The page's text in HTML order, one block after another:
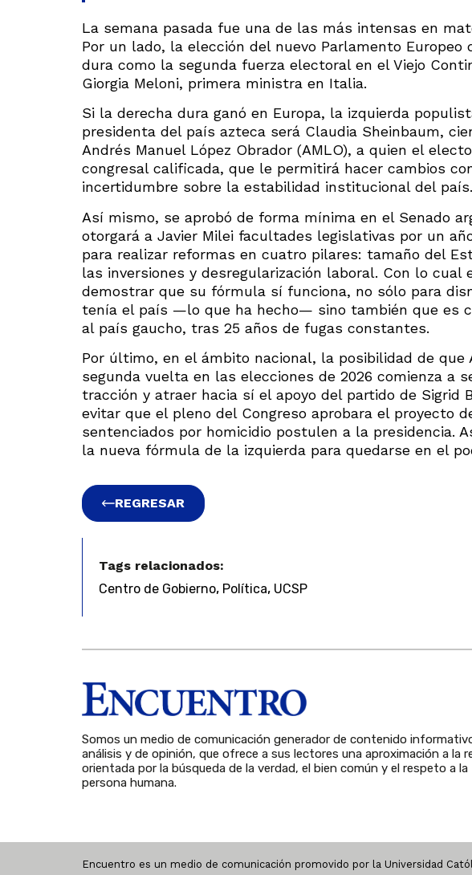
La semana pasada fue una de las más intensas en
Por un lado, la elección del nuevo Parlamento
dura como la segunda fuerza electoral en el Viejo
Giorgia Meloni, primera ministra en Italia.
Si la derecha dura ganó en Europa, la izquierda
presidenta del país azteca será Claudia Sheinbaum,
Andrés Manuel López Obrador (AMLO), a quien el
congresal calificada, que le permitirá hacer cambios
incertidumbre sobre la estabilidad institucional del país.
Así mismo, se aprobó de forma mínima en el Senado
otorgará a Javier Milei facultades legislativas por un
para realizar reformas en cuatro pilares: tamaño del
las inversiones y desregularización laboral. Con lo
demostrar que su fórmula sí funciona, no sólo para
tenía el país —lo que ha hecho— sino también que es
al país gaucho, tras 25 años de fugas constantes.
Por último, en el ámbito nacional, la posibilidad de
segunda vuelta en las elecciones de 2026 comienza a
tracción y atraer hacia sí el apoyo del partido de
evitar que el pleno del Congreso aprobara el proyecto
sentenciados por homicidio postulen a la presidencia.
la nueva fórmula de la izquierda para quedarse en el
REGRESAR
Tags relacionados:
Centro de Gobierno, Política, UCSP
Somos un medio de comunicación generador de contenido
análisis y de opinión, que ofrece a sus lectores una aproximación a la
orientada por la búsqueda de la verdad, el bien común y el respeto a la
persona humana.
Encuentro es un medio de comunicación promovido por la Universidad